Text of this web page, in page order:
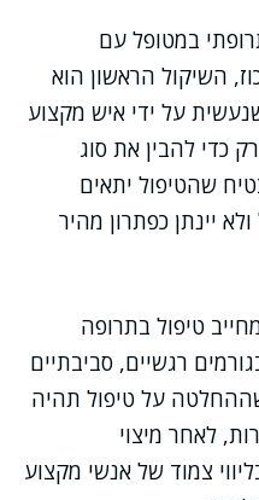
במטופל עם
השיקול הראשון הוא
על ידי איש מקצוע
כדי להבין את סוג
שהטיפול יתאים
יינתן כפתרון מהיר
טיפול בתרופה
רגשיים, סביבתיים
על טיפול תהיה
לאחר מיצוי
צמוד של אנשי מקצוע